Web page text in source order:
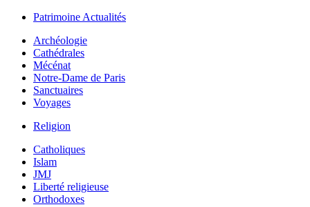
Patrimoine Actualités
Archéologie
Cathédrales
Mécénat
Notre-Dame de Paris
Sanctuaires
Voyages
Religion
Catholiques
Islam
JMJ
Liberté religieuse
Orthodoxes